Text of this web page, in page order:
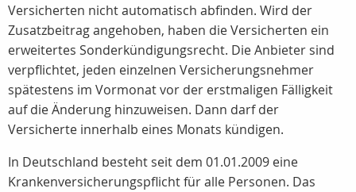
Versicherten nicht automatisch abfinden. Wird der
Zusatzbeitrag angehoben, haben die Versicherten ein
erweitertes Sonderkündigungsrecht. Die Anbieter sind
verpflichtet, jeden einzelnen Versicherungsnehmer
spätestens im Vormonat vor der erstmaligen Fälligkeit
auf die Änderung hinzuweisen. Dann darf der
Versicherte innerhalb eines Monats kündigen.
In Deutschland besteht seit dem 01.01.2009 eine
Krankenversicherungspflicht für alle Personen. Das